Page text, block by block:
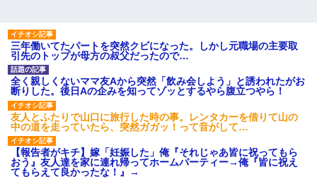
三年働いてたパートを突然クビになった。しかし元職場の主要取
引先のトップが母方の叔父だったので…
全く親しくないママ友Aから突然「飲み会しよう」と誘われたがお
断りした。後日Aの企みを知ってゾッとするやら腹立つやら！
友人とふたりで山口に旅行した時の事。レンタカーを借りて山の
中の道を走っていたら、突然ガガッ！って音がして…
【報告者がキチ】嫁「妊娠した」俺『それじゃあ皆に祝ってもら
おう』友人達を家に連れ帰ってホームパーティー→俺『皆に祝え
てもらえて良かったな！』→